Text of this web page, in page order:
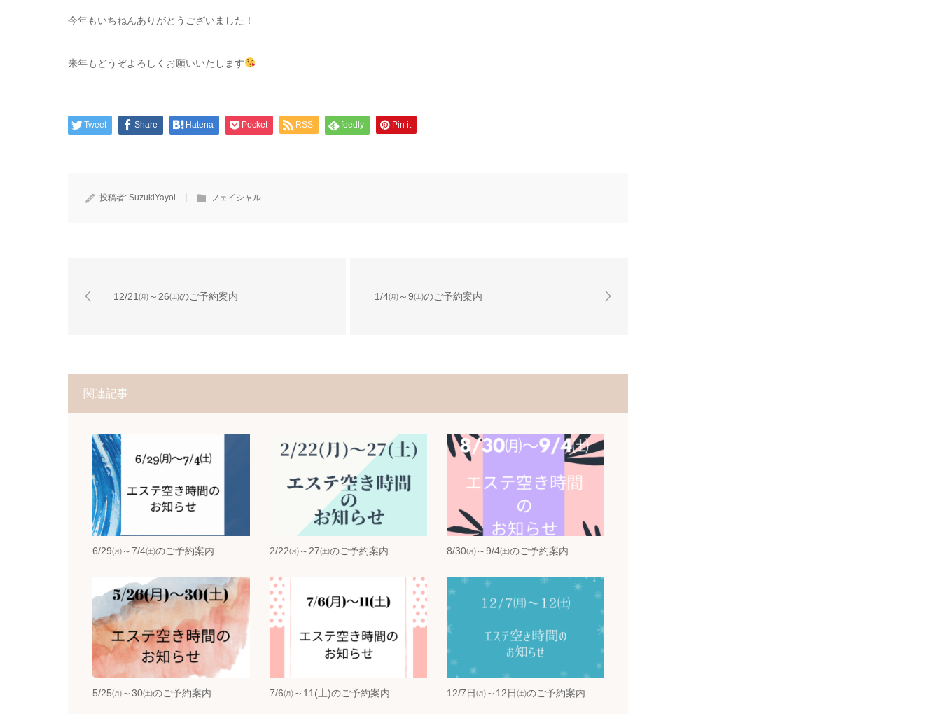
今年もいちねんありがとうございました！
来年もどうぞよろしくお願いいたします
Tweet Share Hatena Pocket RSS feedly Pin it
投稿者: SuzukiYayoi フェイシャル
12/21㈪～26㈯のご予約案内 1/4㈪～9㈯のご予約案内
関連記事
6/29㈪～7/4㈯のご予約案内 2/22㈪～27㈯のご予約案内 8/30㈪～9/4㈯のご予約案内
5/25㈪～30㈯のご予約案内 7/6㈪～11(土)のご予約案内 12/7日㈪～12日㈯のご予約案内